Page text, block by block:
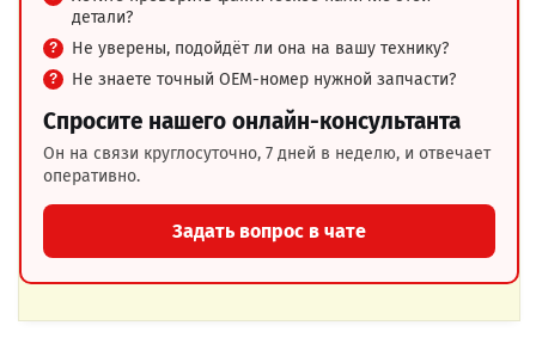
детали?
Не уверены, подойдёт ли она на вашу технику?
Не знаете точный OEM-номер нужной запчасти?
Спросите нашего онлайн-консультанта
Он на связи круглосуточно, 7 дней в неделю, и отвечает
оперативно.
Задать вопрос в чате